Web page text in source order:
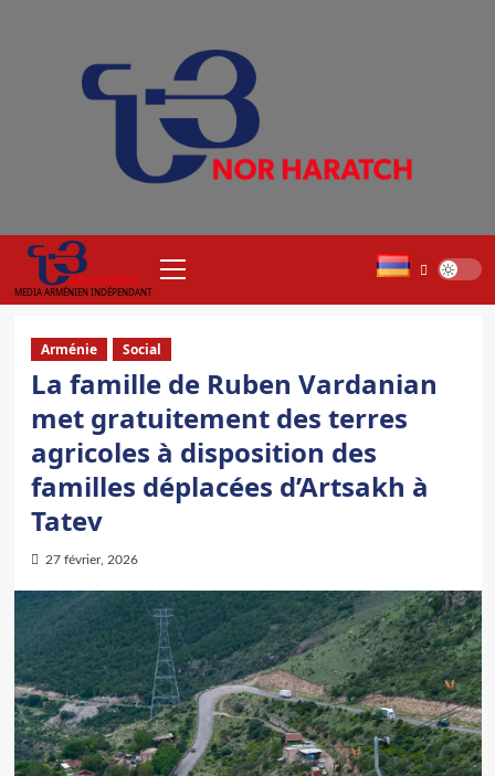
MEDIA ARMÉNIEN INDÉPENDANT
principal
Arménie Social
La famille de Ruben Vardanian
met gratuitement des terres
agricoles à disposition des
familles déplacées d’Artsakh à
Tatev
27 février, 2026